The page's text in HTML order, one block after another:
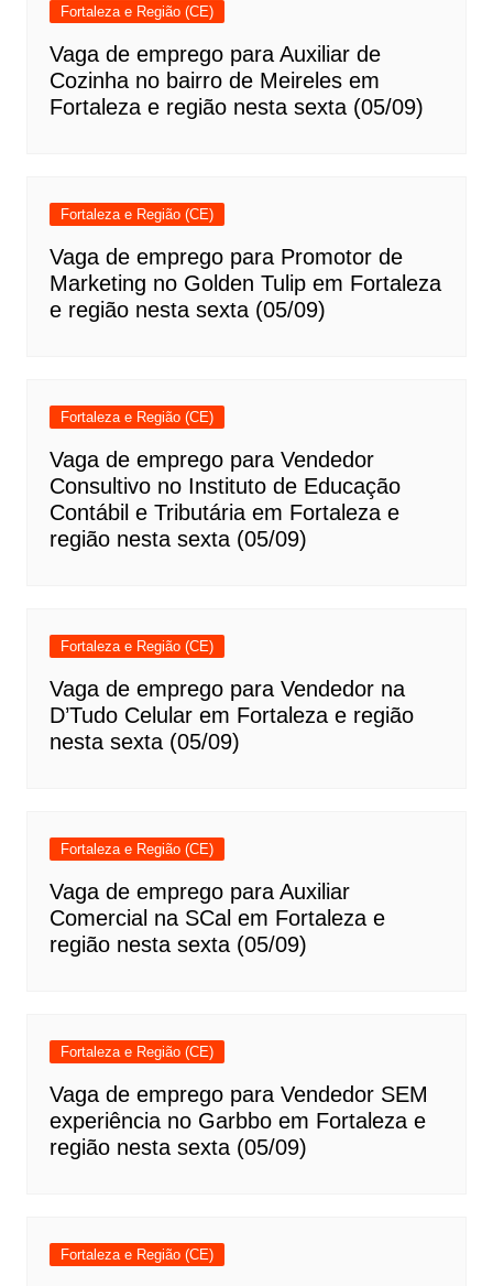
Fortaleza e Região (CE)
Vaga de emprego para Auxiliar de
Cozinha no bairro de Meireles em
Fortaleza e região nesta sexta (05/09)
Fortaleza e Região (CE)
Vaga de emprego para Promotor de
Marketing no Golden Tulip em Fortaleza
e região nesta sexta (05/09)
Fortaleza e Região (CE)
Vaga de emprego para Vendedor
Consultivo no Instituto de Educação
Contábil e Tributária em Fortaleza e
região nesta sexta (05/09)
Fortaleza e Região (CE)
Vaga de emprego para Vendedor na
D’Tudo Celular em Fortaleza e região
nesta sexta (05/09)
Fortaleza e Região (CE)
Vaga de emprego para Auxiliar
Comercial na SCal em Fortaleza e
região nesta sexta (05/09)
Fortaleza e Região (CE)
Vaga de emprego para Vendedor SEM
experiência no Garbbo em Fortaleza e
região nesta sexta (05/09)
Fortaleza e Região (CE)